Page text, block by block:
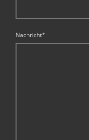
Nachricht*